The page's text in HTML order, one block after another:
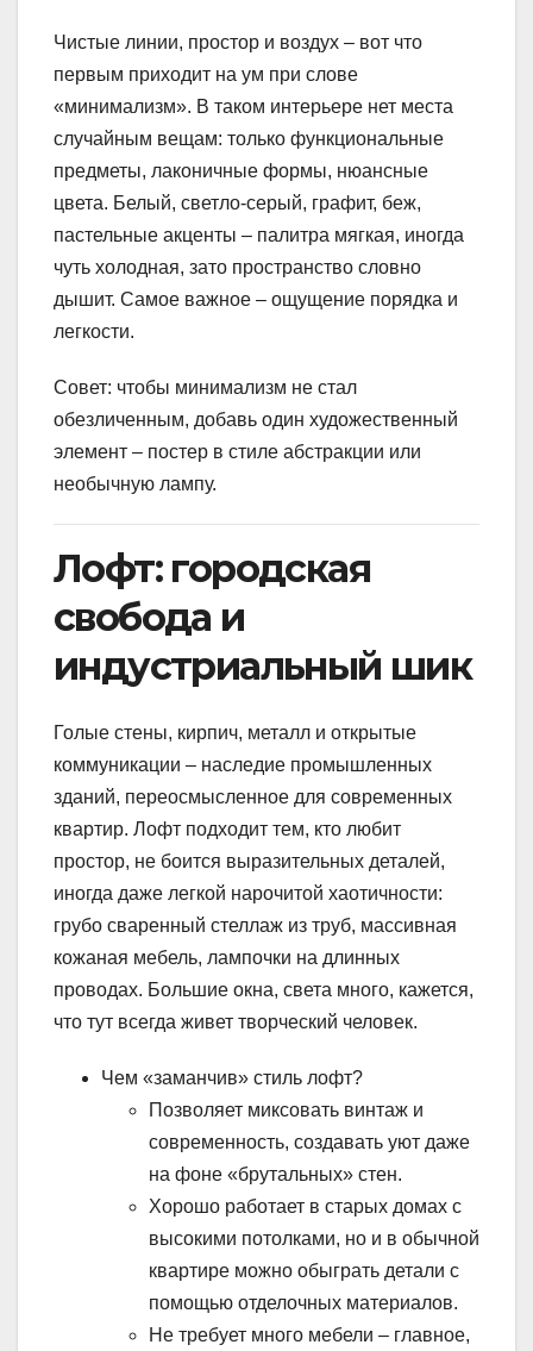
Чистые линии, простор и воздух – вот что
первым приходит на ум при слове
«минимализм». В таком интерьере нет места
случайным вещам: только функциональные
предметы, лаконичные формы, нюансные
цвета. Белый, светло-серый, графит, беж,
пастельные акценты – палитра мягкая, иногда
чуть холодная, зато пространство словно
дышит. Самое важное – ощущение порядка и
легкости.
Совет: чтобы минимализм не стал
обезличенным, добавь один художественный
элемент – постер в стиле абстракции или
необычную лампу.
Лофт: городская
свобода и
индустриальный шик
Голые стены, кирпич, металл и открытые
коммуникации – наследие промышленных
зданий, переосмысленное для современных
квартир. Лофт подходит тем, кто любит
простор, не боится выразительных деталей,
иногда даже легкой нарочитой хаотичности:
грубо сваренный стеллаж из труб, массивная
кожаная мебель, лампочки на длинных
проводах. Большие окна, света много, кажется,
что тут всегда живет творческий человек.
Чем «заманчив» стиль лофт?
Позволяет миксовать винтаж и
современность, создавать уют даже
на фоне «брутальных» стен.
Хорошо работает в старых домах с
высокими потолками, но и в обычной
квартире можно обыграть детали с
помощью отделочных материалов.
Не требует много мебели – главное,